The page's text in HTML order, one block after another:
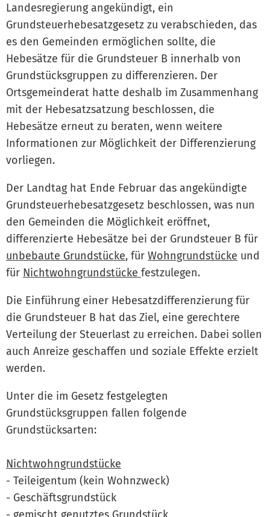
Landesregierung angekündigt, ein
Grundsteuerhebesatzgesetz zu verabschieden, das
es den Gemeinden ermöglichen sollte, die
Hebesätze für die Grundsteuer B innerhalb von
Grundstücksgruppen zu differenzieren. Der
Ortsgemeinderat hatte deshalb im Zusammenhang
mit der Hebesatzsatzung beschlossen, die
Hebesätze erneut zu beraten, wenn weitere
Informationen zur Möglichkeit der Differenzierung
vorliegen.
Der Landtag hat Ende Februar das angekündigte
Grundsteuerhebesatzgesetz beschlossen, was nun
den Gemeinden die Möglichkeit eröffnet,
differenzierte Hebesätze bei der Grundsteuer B für
unbebaute Grundstücke, für Wohngrundstücke und
für Nichtwohngrundstücke festzulegen.
Die Einführung einer Hebesatzdifferenzierung für
die Grundsteuer B hat das Ziel, eine gerechtere
Verteilung der Steuerlast zu erreichen. Dabei sollen
auch Anreize geschaffen und soziale Effekte erzielt
werden.
Unter die im Gesetz festgelegten
Grundstücksgruppen fallen folgende
Grundstücksarten:
Nichtwohngrundstücke
- Teileigentum (kein Wohnzweck)
- Geschäftsgrundstück
- gemischt genutztes Grundstück